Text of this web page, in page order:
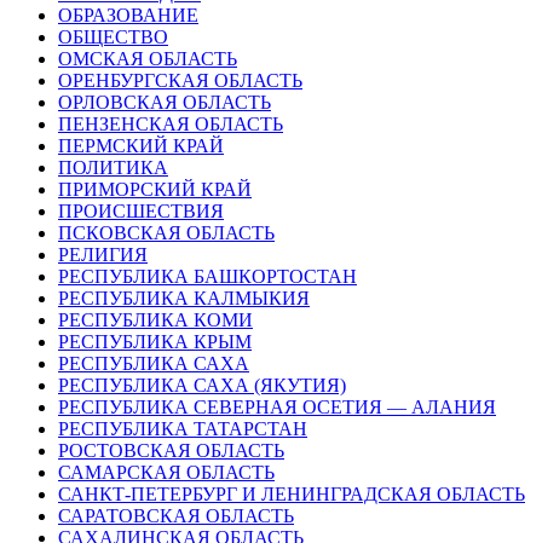
ОБРАЗОВАНИЕ
ОБЩЕСТВО
ОМСКАЯ ОБЛАСТЬ
ОРЕНБУРГСКАЯ ОБЛАСТЬ
ОРЛОВСКАЯ ОБЛАСТЬ
ПЕНЗЕНСКАЯ ОБЛАСТЬ
ПЕРМСКИЙ КРАЙ
ПОЛИТИКА
ПРИМОРСКИЙ КРАЙ
ПРОИСШЕСТВИЯ
ПСКОВСКАЯ ОБЛАСТЬ
РЕЛИГИЯ
РЕСПУБЛИКА БАШКОРТОСТАН
РЕСПУБЛИКА КАЛМЫКИЯ
РЕСПУБЛИКА КОМИ
РЕСПУБЛИКА КРЫМ
РЕСПУБЛИКА САХА
РЕСПУБЛИКА САХА (ЯКУТИЯ)
РЕСПУБЛИКА СЕВЕРНАЯ ОСЕТИЯ — АЛАНИЯ
РЕСПУБЛИКА ТАТАРСТАН
РОСТОВСКАЯ ОБЛАСТЬ
САМАРСКАЯ ОБЛАСТЬ
САНКТ-ПЕТЕРБУРГ И ЛЕНИНГРАДСКАЯ ОБЛАСТЬ
САРАТОВСКАЯ ОБЛАСТЬ
САХАЛИНСКАЯ ОБЛАСТЬ